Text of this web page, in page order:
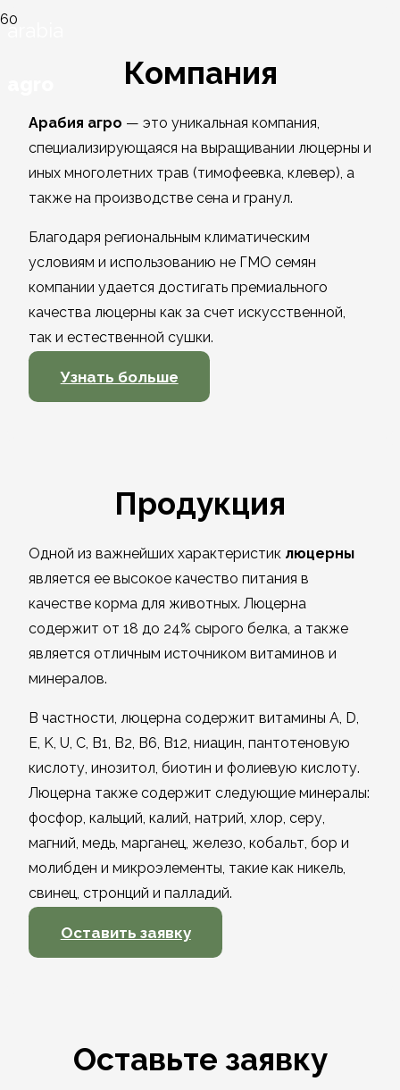
arabia
Компания
Арабия агро — это уникальная компания,
специализирующаяся на выращивании люцерны и
иных многолетних трав (тимофеевка, клевер), а
также на производстве сена и гранул.
Благодаря региональным климатическим
условиям и использованию не ГМО семян
компании удается достигать премиального
качества люцерны как за счет искусственной,
так и естественной сушки.
Узнать больше
Продукция
Одной из важнейших характеристик люцерны
является ее высокое качество питания в
качестве корма для животных. Люцерна
содержит от 18 до 24% сырого белка, а также
является отличным источником витаминов и
минералов.
В частности, люцерна содержит витамины A, D,
E, K, U, C, B1, B2, B6, B12, ниацин, пантотеновую
кислоту, инозитол, биотин и фолиевую кислоту.
Люцерна также содержит следующие минералы:
фосфор, кальций, калий, натрий, хлор, серу,
магний, медь, марганец, железо, кобальт, бор и
молибден и микроэлементы, такие как никель,
свинец, стронций и палладий.
Оставить заявку
Оставьте заявку